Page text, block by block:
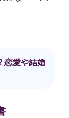
恋愛や結婚